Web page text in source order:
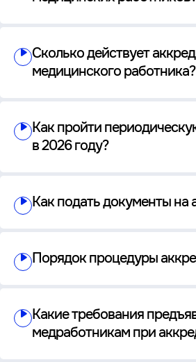
Сколько действует
медицинского работника?
Как пройти
в 2026 году?
Как подать документы на
Порядок процедуры
Какие требования
медработникам при